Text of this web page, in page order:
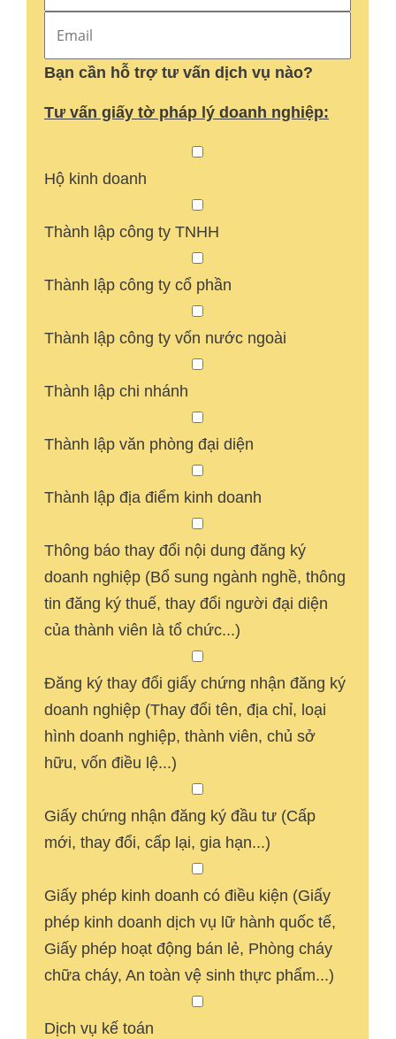
Bạn cần hỗ trợ tư vấn dịch vụ nào?
Tư vấn giấy tờ pháp lý doanh nghiệp:
Hộ kinh doanh
Thành lập công ty TNHH
Thành lập công ty cổ phần
Thành lập công ty vốn nước ngoài
Thành lập chi nhánh
Thành lập văn phòng đại diện
Thành lập địa điểm kinh doanh
Thông báo thay đổi nội dung đăng ký
doanh nghiệp (Bổ sung ngành nghề, thông
tin đăng ký thuế, thay đổi người đại diện
của thành viên là tổ chức...)
Đăng ký thay đổi giấy chứng nhận đăng ký
doanh nghiệp (Thay đổi tên, địa chỉ, loại
hình doanh nghiệp, thành viên, chủ sở
hữu, vốn điều lệ...)
Giấy chứng nhận đăng ký đầu tư (Cấp
mới, thay đổi, cấp lại, gia hạn...)
Giấy phép kinh doanh có điều kiện (Giấy
phép kinh doanh dịch vụ lữ hành quốc tế,
Giấy phép hoạt động bán lẻ, Phòng cháy
chữa cháy, An toàn vệ sinh thực phẩm...)
Dịch vụ kế toán